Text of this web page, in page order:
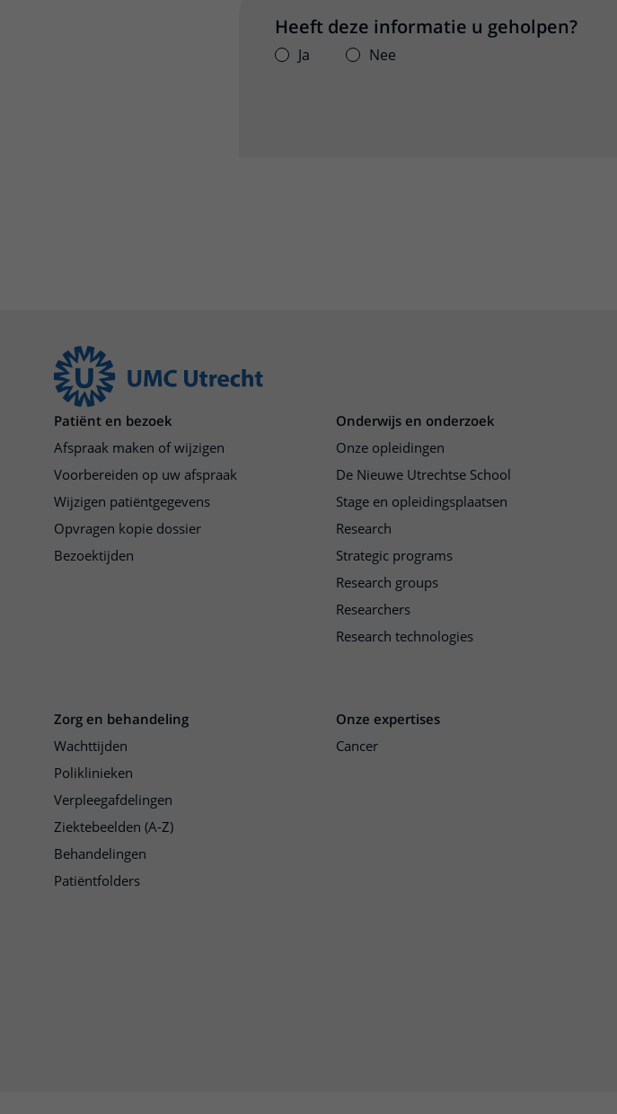
Heeft deze informatie u geholpen?
Ja Nee
Patiënt en bezoek
Afspraak maken of wijzigen
Voorbereiden op uw afspraak
Wijzigen patiëntgegevens
Opvragen kopie dossier
Bezoektijden
Onderwijs en onderzoek
Onze opleidingen
De Nieuwe Utrechtse School
Stage en opleidingsplaatsen
Research
Strategic programs
Research groups
Researchers
Research technologies
Zorg en behandeling
Wachttijden
Poliklinieken
Verpleegafdelingen
Ziektebeelden (A-Z)
Behandelingen
Patiëntfolders
Onze expertises
Cancer